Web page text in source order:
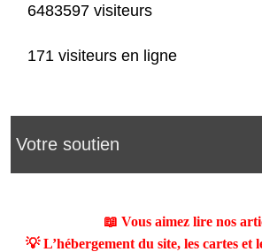
6483597 visiteurs
171 visiteurs en ligne
Votre soutien
📖 Vous aimez lire nos
💡 L’hébergement du site, les cartes et